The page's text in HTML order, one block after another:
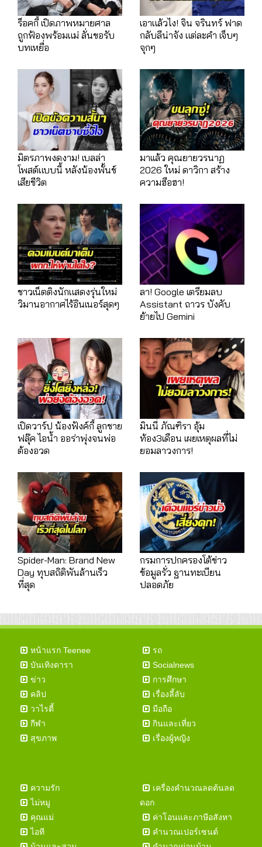
ร็อคกี้ เปิดภาพหมายศาล
ถูกฟ้องพร้อมแม่ ลั่นขอรับ
บทเหยื่อ
เอาแล้วไง! จิน จรินทร์ ฟาด
กลับลีน่าจัง แต่ละคำ เจ็บๆ
จุกๆ
มิตรภาพงดงาม! เบลล่า
โพสต์แบบนี้ หลังน้องพั้นช์
เสียชีวิต
มาเเล้ว คุณยายวรนาฏ
2026 ใหม่ ดาวิกา สร้าง
ความฮือฮา!
ชาวเน็ตติงนักแสดงรุ่นใหม่
วิมานอากาศไร้อินเนอร์สุดๆ
ลา! Google เตรียมลบ
Assistant ถาวร บังคับ
ย้ายไป Gemini
เปิดวาร์ป น้องฟังค์กี้ ลูกชาย
ฟลุ๊ค ไอน้ำ ออร่าพุ่งจนพ่อ
ต้องอวด
มินนี่ ภัณฑิรา อุ้ม
ท้อง3เดือน เผยเหตุผลที่ไม่
ยอมลาวงการ!
Spider-Man: Brand New
Day ทุบสถิติพันล้านเร็ว
ที่สุด
กรมการปกครองโต้ข่าว
ข้อมูลรั่ว ฐานทะเบียน
ปลอดภัย
หน้าแรก Teenee
บันเทิงดารา
ข่าว
คลิป
วาไรตี้
กีฬา
สุขภาพ
รถ
Socialnews
การศึกษา
เรื่องลี้ลับ
มือถือ
กินและเที่ยว
เรื่องผู้หญิง
ความรัก
ไม่หมู
คุณแม่
ไอที
เครื่องคำนวณลดต้นลด
ดอก
ค่าโอนและภาษีอสังหา
คำนวณเปอร์เซนต์